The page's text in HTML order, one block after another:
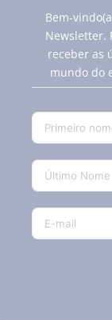
Bem-
Newsletter.
receber as
mundo do